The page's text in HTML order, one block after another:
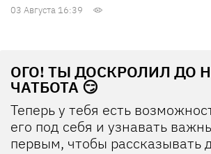
03 Августа 16:39
ОГО! ТЫ ДОСКРОЛИЛ ДО
ЧАТБОТА 😏
Теперь у тебя есть
его под себя и узнавать
первым, чтобы рассказывать